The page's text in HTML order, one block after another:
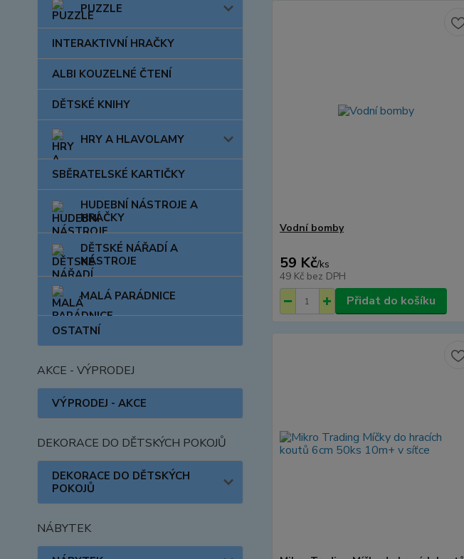
PUZZLE
INTERAKTIVNÍ HRAČKY
ALBI KOUZELNÉ ČTENÍ
DĚTSKÉ KNIHY
HRY A HLAVOLAMY
SBĚRATELSKÉ KARTIČKY
HUDEBNÍ NÁSTROJE A
HRAČKY
DĚTSKÉ NÁŘADÍ A
NÁSTROJE
MALÁ PARÁDNICE
OSTATNÍ
AKCE - VÝPRODEJ
VÝPRODEJ - AKCE
DEKORACE DO DĚTSKÝCH POKOJŮ
DEKORACE DO DĚTSKÝCH
POKOJŮ
NÁBYTEK
Vodní bomby
59 Kč/ks
49 Kč bez DPH
Přidat do košíku